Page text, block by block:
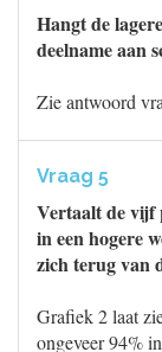
Hangt de
deelname aan
Zie antwoord
Vraag 5
Vertaalt de vijf
in een hogere
zich terug van
Grafiek 2 laat
ongeveer 94%